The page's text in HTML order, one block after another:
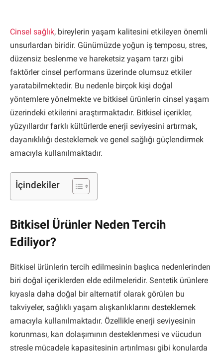
Cinsel sağlık, bireylerin yaşam kalitesini etkileyen önemli
unsurlardan biridir. Günümüzde yoğun iş temposu, stres,
düzensiz beslenme ve hareketsiz yaşam tarzı gibi
faktörler cinsel performans üzerinde olumsuz etkiler
yaratabilmektedir. Bu nedenle birçok kişi doğal
yöntemlere yönelmekte ve bitkisel ürünlerin cinsel yaşam
üzerindeki etkilerini araştırmaktadır. Bitkisel içerikler,
yüzyıllardır farklı kültürlerde enerji seviyesini artırmak,
dayanıklılığı desteklemek ve genel sağlığı güçlendirmek
amacıyla kullanılmaktadır.
İçindekiler
Bitkisel Ürünler Neden Tercih
Ediliyor?
Bitkisel ürünlerin tercih edilmesinin başlıca nedenlerinden
biri doğal içeriklerden elde edilmeleridir. Sentetik ürünlere
kıyasla daha doğal bir alternatif olarak görülen bu
takviyeler, sağlıklı yaşam alışkanlıklarını desteklemek
amacıyla kullanılmaktadır. Özellikle enerji seviyesinin
korunması, kan dolaşımının desteklenmesi ve vücudun
stresle mücadele kapasitesinin artırılması gibi konularda